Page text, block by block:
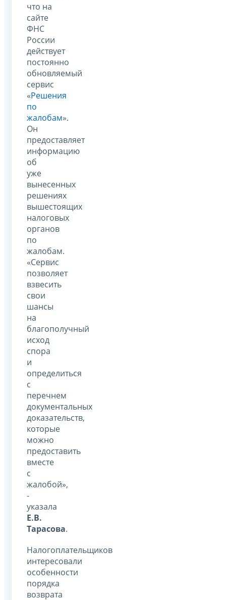
что на
сайте
ФНС
России
действует
постоянно
обновляемый
сервис
«Решения
по
жалобам».
Он
предоставляет
информацию
об
уже
вынесенных
решениях
вышестоящих
налоговых
органов
по
жалобам.
«Сервис
позволяет
взвесить
свои
шансы
на
благополучный
исход
спора
и
определиться
с
перечнем
документальных
доказательств,
которые
можно
предоставить
вместе
с
жалобой»,
-
указала
Е.В.
Тарасова.
Налогоплательщиков
интересовали
особенности
порядка
возврата